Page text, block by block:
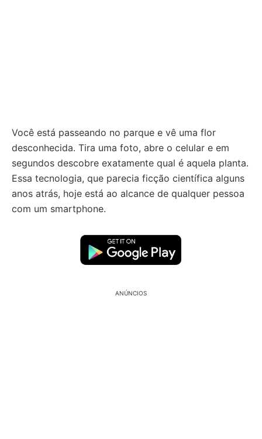
Você está passeando no parque e vê uma flor
desconhecida. Tira uma foto, abre o celular e em
segundos descobre exatamente qual é aquela planta.
Essa tecnologia, que parecia ficção científica alguns
anos atrás, hoje está ao alcance de qualquer pessoa
com um smartphone.
ANÚNCIOS